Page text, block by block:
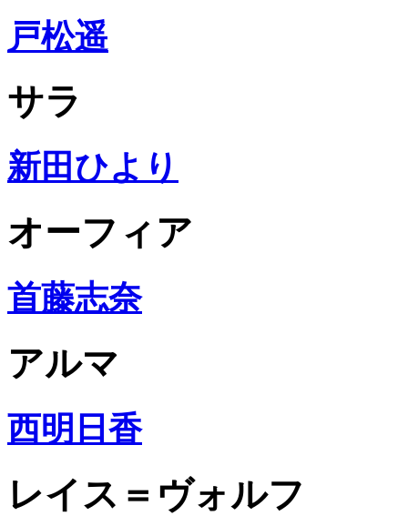
戸松遥
サラ
新田ひより
オーフィア
首藤志奈
アルマ
西明日香
レイス＝ヴォルフ